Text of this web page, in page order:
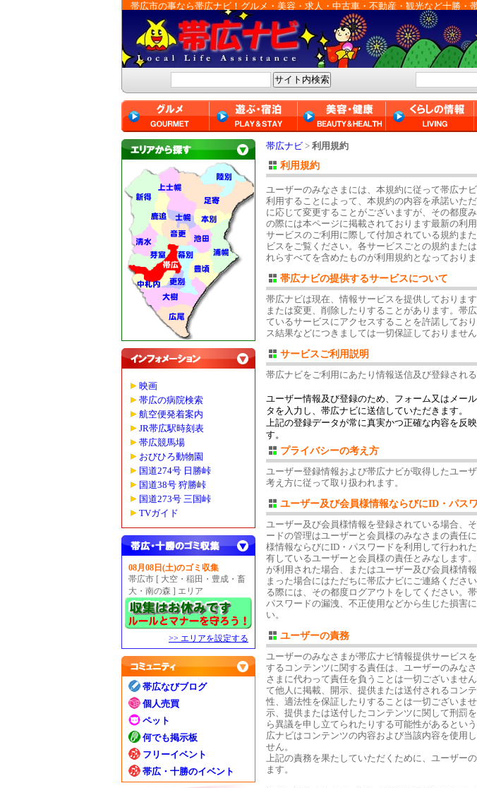
帯広市の事なら帯広ナビ！グルメ・美容・求人・中古車・不動産・観光など十勝・
映画
帯広の病院検索
航空便発着案内
JR帯広駅時刻表
帯広競馬場
おびひろ動物園
国道274号 日勝峠
国道38号 狩勝峠
国道273号 三国峠
TVガイド
08月08日(土)のゴミ収集
帯広市 [ 大空・稲田・豊成・畜
大・南の森 ] エリア
>> エリアを設定する
帯広なびブログ
個人売買
ペット
何でも掲示板
フリーイベント
帯広・十勝のイベント
帯広ナビ > 利用規約
利用規約
ユーザーのみなさまには、本規約に従って帯広ナ
利用することによって、本規約の内容を承諾いた
に応じて変更することがございますが、その都度
の際には本ページに掲載されております最新の利
サービスのご利用に際して付加されている規約ま
ビスをご覧ください。各サービスごとの規約また
れらすべてを含めたものが利用規約となっておりま
帯広ナビの提供するサービスについて
帯広ナビは現在、情報サービスを提供しておりま
または変更、削除したりすることがあります。帯
ているサービスにアクセスすることを許諾してお
ス結果などにつきましては一切保証しておりません
サービスご利用説明
帯広ナビをご利用にあたり情報送信及び登録され
ユーザー情報及び登録のため、フォーム又はメー
タを入力し、帯広ナビに送信していただきます。
上記の登録データが常に真実かつ正確な内容を反
す。
プライバシーの考え方
ユーザー登録情報および帯広ナビが取得したユー
考え方に従って取り扱われます。
ユーザー及び会員様情報ならびにID・パス
ユーザー及び会員様情報を登録されている場合、
ードの管理はユーザーと会員様のみなさまの責任
様情報ならびにID・パスワードを利用して行われ
有しているユーザーと会員様の責任とみなします
が利用された場合、またはユーザー及び会員様情
まった場合にはただちに帯広ナビにご連絡くださ
る際には、その都度ログアウトをしてください。
パスワードの漏洩、不正使用などから生じた損害
い。
ユーザーの責務
ユーザーのみなさまが帯広ナビ情報提供サービス
するコンテンツに関する責任は、ユーザーのみな
さまに代わって責任を負うことは一切ございませ
て他人に掲載、開示、提供または送付されるコン
性、適法性を保証したりすることは一切ございま
示、提供または送付したコンテンツに関して刑罰
ら異議を申し立てられたりする可能性があるとい
広ナビはコンテンツの内容および当該内容を使用
せん。
上記の責務を果たしていただくために、ユーザー
ます。